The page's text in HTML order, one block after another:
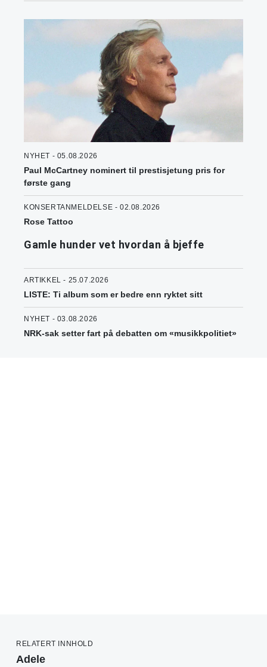
NYHET - 05.08.2026
Paul McCartney nominert til prestisjetung pris for
første gang
KONSERTANMELDELSE - 02.08.2026
Rose Tattoo
Gamle hunder vet hvordan å bjeffe
ARTIKKEL - 25.07.2026
LISTE: Ti album som er bedre enn ryktet sitt
NYHET - 03.08.2026
NRK-sak setter fart på debatten om «musikkpolitiet»
RELATERT INNHOLD
Adele